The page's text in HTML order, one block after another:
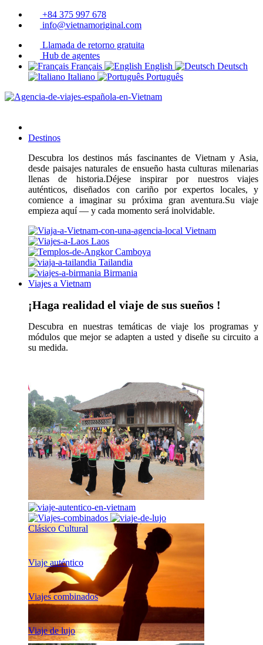
+84 375 997 678
info@vietnamoriginal.com
Llamada de retorno gratuita
Hub de agentes
Français
English
Deutsch
Italiano
Português
Destinos
Descubra los destinos más fascinantes de Vietnam y Asia,
desde paisajes naturales de ensueño hasta culturas milenarias
llenas de historia.Déjese inspirar por nuestros viajes
auténticos, diseñados con cariño por expertos locales, y
comience a imaginar su próxima gran aventura.Su viaje
empieza aquí — y cada momento será inolvidable.
Vietnam
Laos
Camboya
Tailandia
Birmania
Viajes a Vietnam
¡Haga realidad el viaje de sus sueños !
Descubra en nuestras temáticas de viaje los programas y
módulos que mejor se adapten a usted y diseñe su circuito a
su medida.
Clásico Cultural
Viaje auténtico
Viajes combinados
Viaje de lujo